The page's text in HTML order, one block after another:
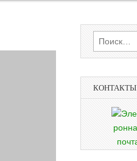
Найти:
КОНТАКТЫ